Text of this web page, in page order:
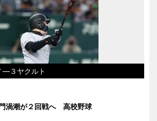
―３ヤクルト
渦潮が２回戦へ 高校野球